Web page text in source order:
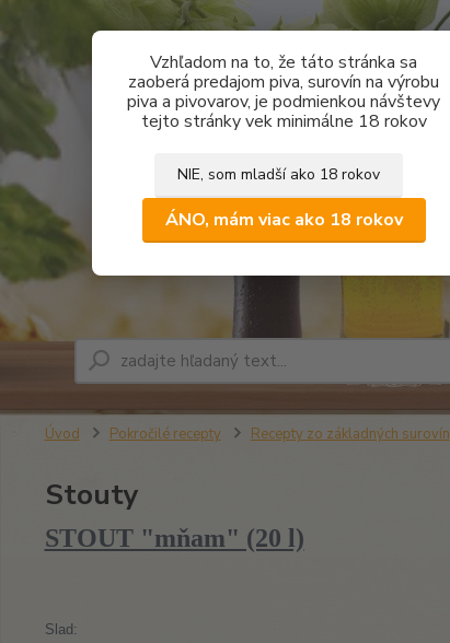
Vzhľadom na to, že táto stránka sa
zaoberá predajom piva, surovín na výrobu
piva a pivovarov, je podmienkou návštevy
tejto stránky vek minimálne 18 rokov
NIE, som mladší ako 18 rokov
ÁNO, mám viac ako 18 rokov
Úvod Pokročilé recepty Recepty zo základných surovín
Stouty
STOUT "mňam" (20 l)
Slad: